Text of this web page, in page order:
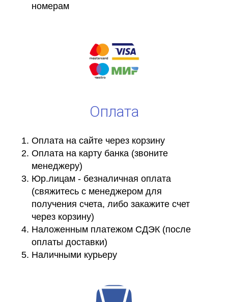
номерам
Оплата
Оплата на сайте через корзину
Оплата на карту банка (звоните
менеджеру)
Юр.лицам - безналичная оплата
(свяжитесь с менеджером для
получения счета, либо закажите счет
через корзину)
Наложенным платежом СДЭК (после
оплаты доставки)
Наличными курьеру